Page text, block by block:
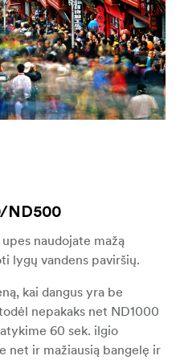
ND500
naudojate mažą
lygų vandens paviršių.
kai dangus yra be
nepakaks net ND1000
60 sek. ilgio
net ir mažiausią bangelę ir